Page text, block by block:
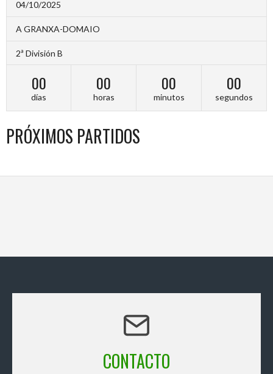
04/10/2025
A GRANXA-DOMAIO
2ª División B
00
días
00
horas
00
minutos
00
segundos
PRÓXIMOS PARTIDOS
CONTACTO